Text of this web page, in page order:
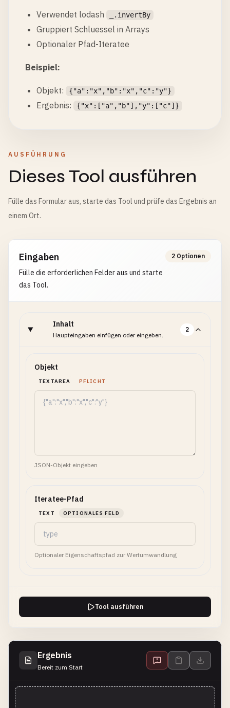
Verwendet lodash _.invertBy
Gruppiert Schluessel in Arrays
Optionaler Pfad-Iteratee
Beispiel:
Objekt: {"a":"x","b":"x","c":"y"}
Ergebnis: {"x":["a","b"],"y":["c"]}
AUSFÜHRUNG
Dieses Tool ausführen
Fülle das Formular aus, starte das Tool und prüfe das Ergebnis an
einem Ort.
Eingaben
Fülle die erforderlichen Felder aus und starte
das Tool.
2 Optionen
Inhalt
Haupteingaben einfügen oder eingeben.
2
Objekt
TEXTAREA PFLICHT
JSON-Objekt eingeben
Iteratee-Pfad
TEXT OPTIONALES FELD
Optionaler Eigenschaftspfad zur Wertumwandlung
Tool ausführen
Ergebnis
Bereit zum Start